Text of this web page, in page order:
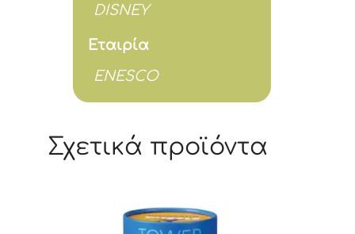
DISNEY
Εταιρία
ENESCO
Σχετικά προϊόντα